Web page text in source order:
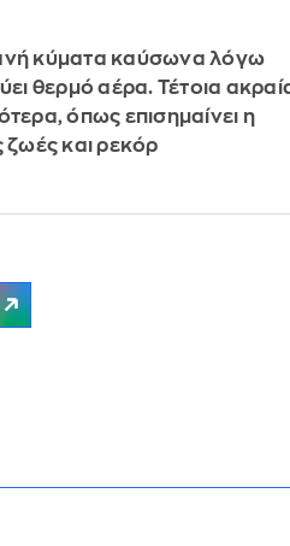
κύματα καύσωνα λόγω
θερμό αέρα. Τέτοια
όπως επισημαίνει η
και ρεκόρ